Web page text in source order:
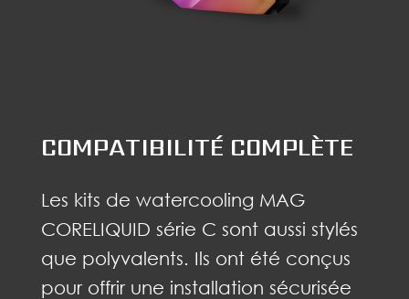
COMPATIBILITÉ COMPLÈTE
Les kits de watercooling MAG
CORELIQUID série C sont aussi stylés
que polyvalents. Ils ont été conçus
pour offrir une installation sécurisée